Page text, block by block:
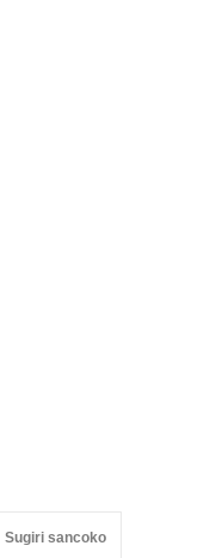
Sugiri sancoko